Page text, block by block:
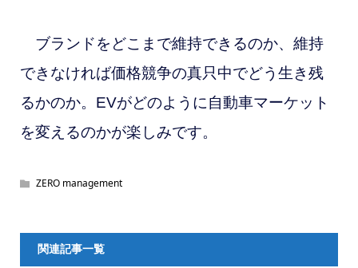
ブランドをどこまで維持できるのか、維持
できなければ価格競争の真只中でどう生き残
るかのか。EVがどのように自動車マーケット
を変えるのかが楽しみです。
ZERO management
関連記事一覧